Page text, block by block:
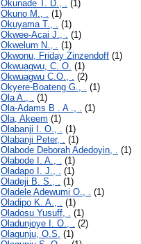
Okunade T. D., . (1)
Okuno M., . (1)
Okuyama T., . (1)
Okwee-Acai J., . (1)
Okwelum N., . (1)
Okwonu, Friday Zinzendoff (1)
Okwuagwu, C. O. (1)
Okwuagwu C.O., . (2)
Okyere-Boateng G., . (1)
Ola A., . (1)
Ola-Adams B . A ., . (1)
Ola, Akeem (1)
Olabanji I. O., . (1)
Olabanji Peter, . (1)
Olabode Deborah Adedoyin, . (1)
Olabode I. A., . (1)
Oladapo I. J., . (1)
Oladeji B. S., . (1)
Oladele Adewumi O., . (1)
Oladipo K. A., . (1)
Oladosu Yusuff, . (1)
Oladunjoye I. O., . (2)
Olagunju, O.S. (1)